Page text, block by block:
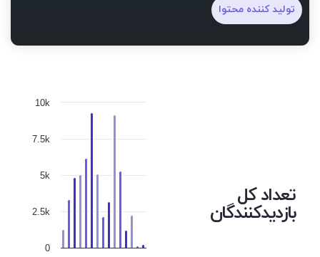
تولید کننده محتوا
تعداد کل
بازدیدکنندگان
0
2.5k
5k
7.5k
10k